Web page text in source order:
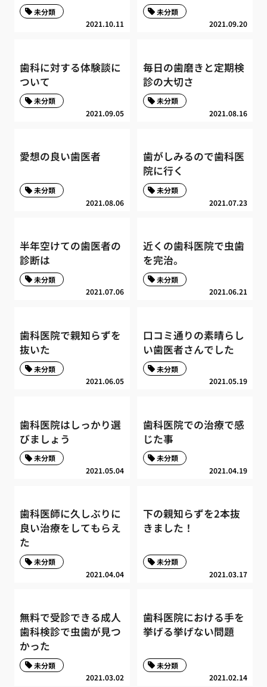
2021.10.11
未分類
2021.09.20
未分類
歯科に対する体験談に
ついて
2021.09.05
未分類
毎日の歯磨きと定期検
診の大切さ
2021.08.16
未分類
愛想の良い歯医者
2021.08.06
未分類
歯がしみるので歯科医
院に行く
2021.07.23
未分類
半年空けての歯医者の
診断は
2021.07.06
未分類
近くの歯科医院で虫歯
を完治。
2021.06.21
未分類
歯科医院で親知らずを
抜いた
2021.06.05
未分類
口コミ通りの素晴らし
い歯医者さんでした
2021.05.19
未分類
歯科医院はしっかり選
びましょう
2021.05.04
未分類
歯科医院での治療で感
じた事
2021.04.19
未分類
歯科医師に久しぶりに
良い治療をしてもらえ
た
2021.04.04
未分類
下の親知らずを2本抜
きました！
2021.03.17
未分類
無料で受診できる成人
歯科検診で虫歯が見つ
かった
2021.03.02
未分類
歯科医院における手を
挙げる挙げない問題
2021.02.14
未分類